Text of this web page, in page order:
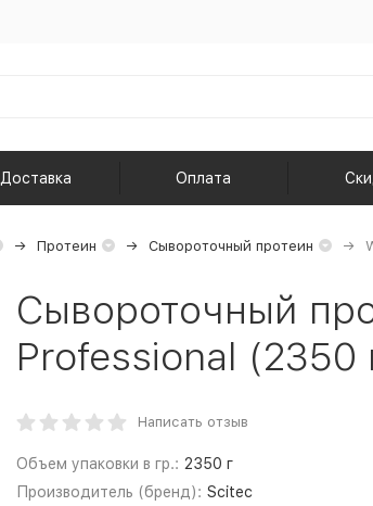
Доставка Оплата
Протеин Сывороточный протеин
Сывороточный
Professional (2350
Написать отзыв
Объем упаковки в гр.: 2350 г
Производитель (бренд): Scitec